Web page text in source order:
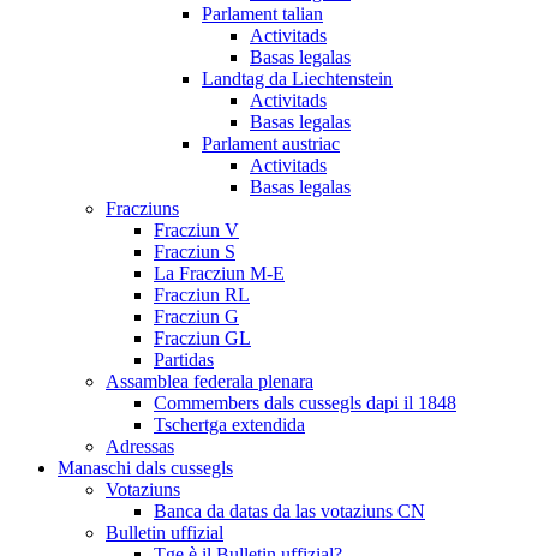
Parlament talian
Activitads
Basas legalas
Landtag da Liechtenstein
Activitads
Basas legalas
Parlament austriac
Activitads
Basas legalas
Fracziuns
Fracziun V
Fracziun S
La Fracziun M-E
Fracziun RL
Fracziun G
Fracziun GL
Partidas
Assamblea federala plenara
Commembers dals cussegls dapi il 1848
Tschertga extendida
Adressas
Manaschi dals cussegls
Votaziuns
Banca da datas da las votaziuns CN
Bulletin uffizial